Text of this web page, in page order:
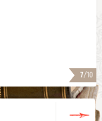
7/10